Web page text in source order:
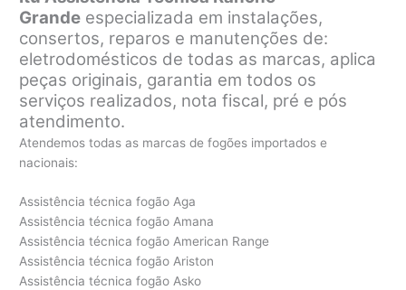
Grande especializada em instalações,
consertos, reparos e manutenções de:
eletrodomésticos de todas as marcas, aplica
peças originais, garantia em todos os
serviços realizados, nota fiscal, pré e pós
atendimento.
Atendemos todas as marcas de fogões importados e
nacionais:
Assistência técnica fogão Aga
Assistência técnica fogão Amana
Assistência técnica fogão American Range
Assistência técnica fogão Ariston
Assistência técnica fogão Asko